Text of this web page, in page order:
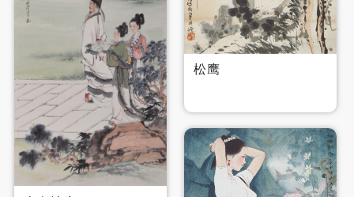
松鹰
快捷登录 帐号密码登录